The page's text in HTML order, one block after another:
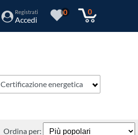
Registrati
Accedi
0 0
Certificazione energetica
Ordina per: